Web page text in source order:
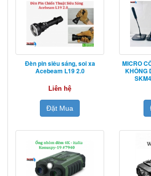
Đèn pin siêu sáng, soi xa
Acebeam L19 2.0
Liên hệ
Đặt Mua
MICRO
KHÔNG